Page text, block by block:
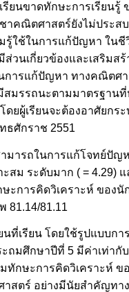
ยนขาดทักษะการเรียน
คณิตศาสตร์ยังไม่ประสบ
รู้ใช้ในการแก้ปัญหา ใน
นเกี่ยวข้องและเสริมส
ารแก้ปัญหา ทางคณิตศ
สมรรถนะตามมาตรฐ
ยผู้เรียนจะต้องอาศัยกร
ศักราช 2551
มารถในการแก้โจทย์ปั
สม ระดับมาก ( =
ะการคิดวิเคราะห์ ของ
81.14/81.11
ที่เรียน โดยใช้รูปแบบ
ถมศึกษาปีที่ 5 มีค่าเท่า
กษะการคิดวิเคราะห์
สตร์ อย่างมีนัยสำคัญทา